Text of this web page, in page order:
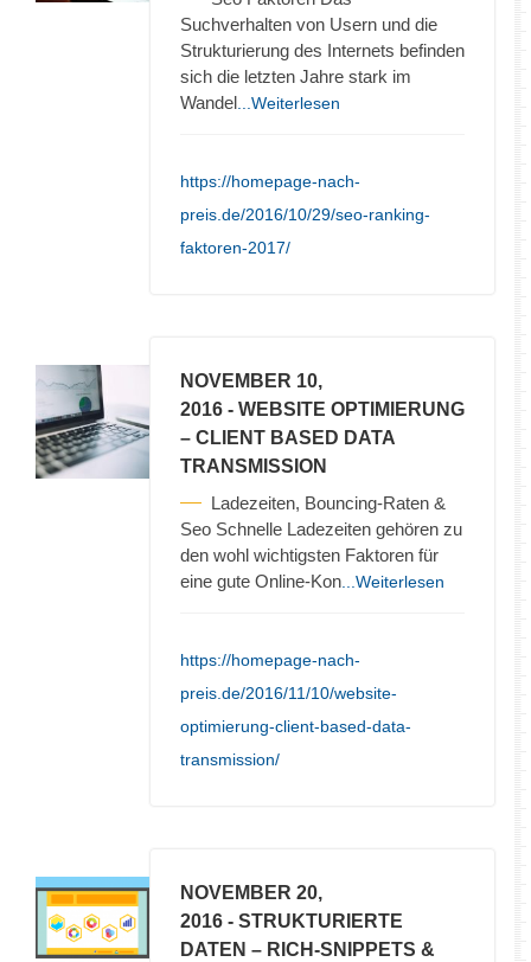
Suchverhalten von Usern und die
Strukturierung des Internets befinden
sich die letzten Jahre stark im
Wandel ...Weiterlesen
https://homepage-nach-
preis.de/2016/10/29/seo-ranking-
faktoren-2017/
NOVEMBER 10,
2016 - WEBSITE OPTIMIERUNG
– CLIENT BASED DATA
TRANSMISSION
Ladezeiten, Bouncing-Raten &
Seo Schnelle Ladezeiten gehören zu
den wohl wichtigsten Faktoren für
eine gute Online-Kon ...Weiterlesen
https://homepage-nach-
preis.de/2016/11/10/website-
optimierung-client-based-data-
transmission/
NOVEMBER 20,
2016 - STRUKTURIERTE
DATEN – RICH-SNIPPETS &